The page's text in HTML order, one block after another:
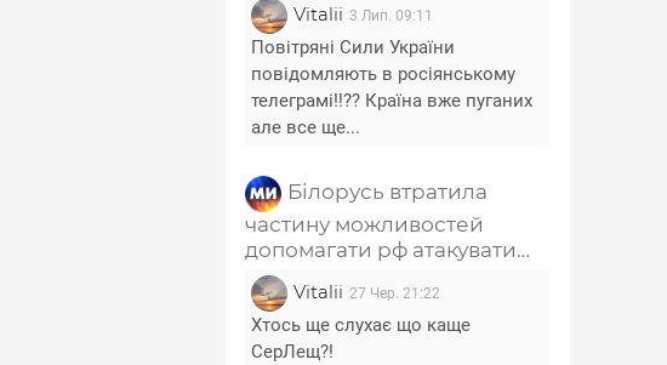
Vitalii 3 Лип. 09:11
Повітряні Сили України
повідомляють в росіянському
телеграмі!!?? Країна вже пуганих
але все ще...
Білорусь втратила
частину можливостей
допомагати рф атакувати
Україну - Лещенко
Vitalii 27 Чер. 21:22
Хтось ще слухає що каще
СерЛещ?!